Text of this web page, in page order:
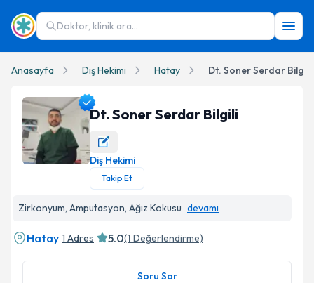
Doktor, klinik ara...
Anasayfa Diş Hekimi Hatay Dt. Soner Serdar Bilgili
Dt. Soner Serdar Bilgili Profil Fotoğrafı
Dt. Soner Serdar Bilgili
Diş Hekimi
Takip Et
Zirkonyum, Amputasyon, Ağız Kokusu devamı
Hatay 1 Adres 5.0(1 Değerlendirme)
Soru Sor